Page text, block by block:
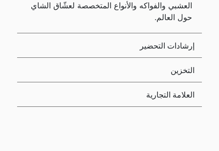
العشبي والفواكه والأنواع المتخصصة لعشّاق الشاي
حول العالم.
إرشادات التحضير
التخزين
العلامة التجارية